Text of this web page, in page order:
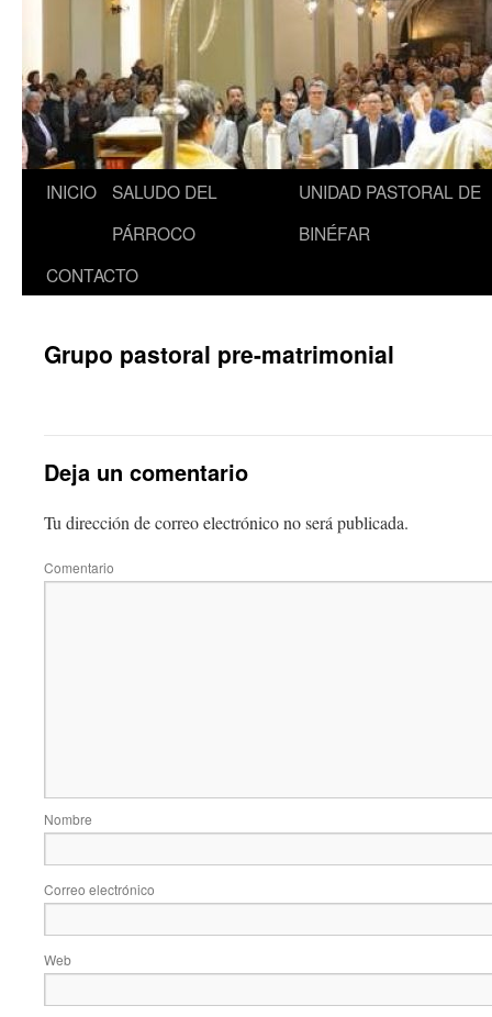
Saltar
contenido
INICIO
SALUDO DEL
PÁRROCO
UNIDAD PASTORAL DE
BINÉFAR
CONTACTO
Grupo pastoral pre-matrimonial
Deja un comentario
Tu dirección de correo electrónico no será publicada.
Comentario
Nombre
Correo electrónico
Web